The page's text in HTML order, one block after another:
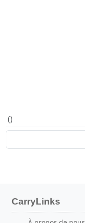
()
CarryLinks